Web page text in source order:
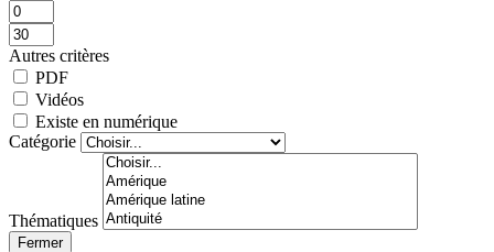
Autres critères
PDF
Vidéos
Existe en numérique
Catégorie
Thématiques
Fermer